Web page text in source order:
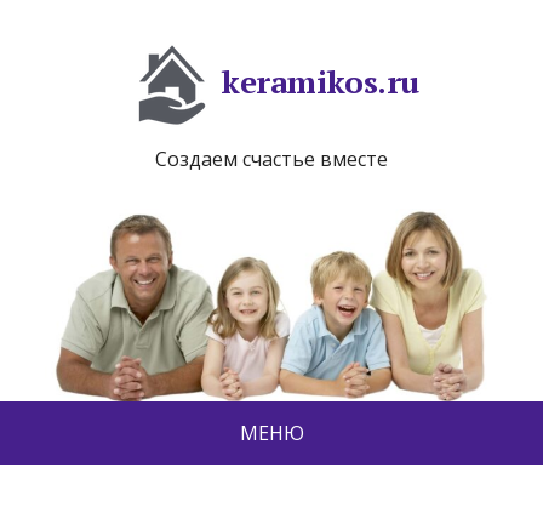
keramikos.ru
Создаем счастье вместе
МЕНЮ